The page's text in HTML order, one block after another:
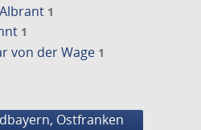
1
1
von der Wage 1
Ostfranken